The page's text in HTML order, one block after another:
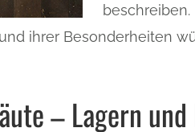
ihrer Besonderheiten
– Lagern